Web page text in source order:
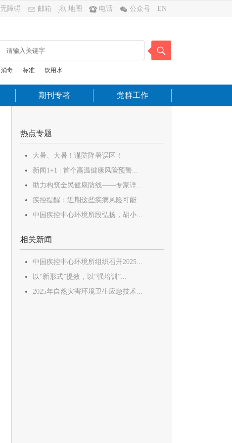
无障碍 邮箱 地图 电话 公众号 EN
消毒 标准 饮用水
期刊专著 党群工作
热点专题
大暑、大暑！谨防降暑误区！
新闻1+1 | 首个高温健康风险预警...
助力构筑全民健康防线——专家详...
疾控提醒：近期这些疾病风险可能...
中国疾控中心环境所段弘扬，胡小...
相关新闻
中国疾控中心环境所组织召开2025...
以“新形式”提效，以“强培训”...
2025年自然灾害环境卫生应急技术...